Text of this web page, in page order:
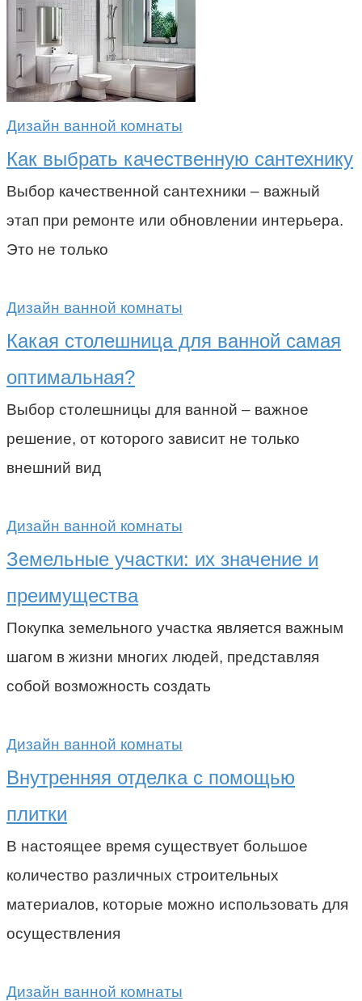
Дизайн ванной комнаты
Как выбрать качественную сантехнику
Выбор качественной сантехники – важный
этап при ремонте или обновлении интерьера.
Это не только
Дизайн ванной комнаты
Какая столешница для ванной самая
оптимальная?
Выбор столешницы для ванной – важное
решение, от которого зависит не только
внешний вид
Дизайн ванной комнаты
Земельные участки: их значение и
преимущества
Покупка земельного участка является важным
шагом в жизни многих людей, представляя
собой возможность создать
Дизайн ванной комнаты
Внутренняя отделка с помощью
плитки
В настоящее время существует большое
количество различных строительных
материалов, которые можно использовать для
осуществления
Дизайн ванной комнаты